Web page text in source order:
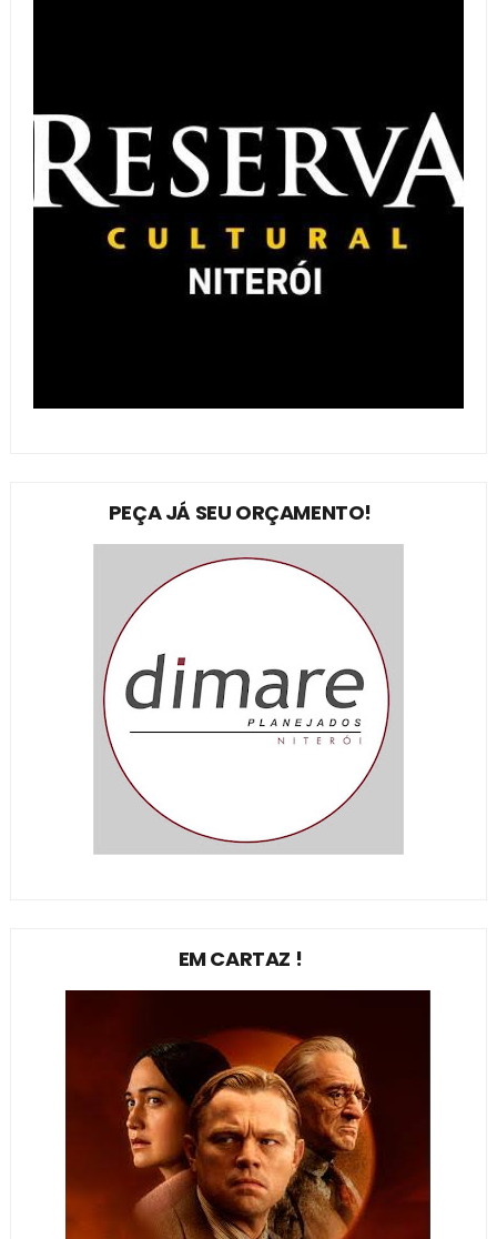
PEÇA JÁ SEU ORÇAMENTO!
EM CARTAZ !